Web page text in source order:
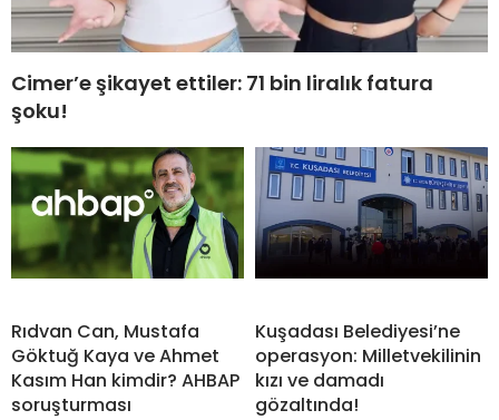
Cimer’e şikayet ettiler: 71 bin liralık fatura
şoku!
Rıdvan Can, Mustafa
Göktuğ Kaya ve Ahmet
Kasım Han kimdir? AHBAP
soruşturması
Kuşadası Belediyesi’ne
operasyon: Milletvekilinin
kızı ve damadı
gözaltında!